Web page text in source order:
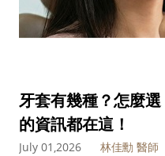
牙套有幾種？怎麼
的資訊都在這！
July 01,2026 林佳勳 醫師